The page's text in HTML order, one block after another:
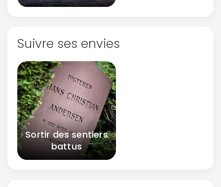
Suivre ses envies
Sortir des sentiers
battus